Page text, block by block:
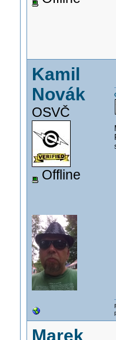
Kamil
Novák
OSVČ
Offline
Marek